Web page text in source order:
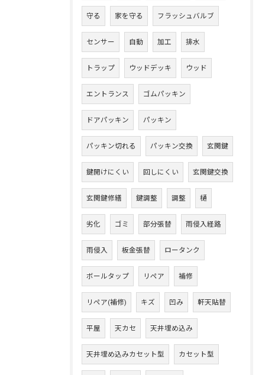
守る 家を守る フラッシュバルブ
センサー 自動 加工 排水
トラップ ウッドデッキ ウッド
エントランス ゴムパッキン
ドアパッキン パッキン
パッキン切れる パッキン交換 玄関鍵
鍵開けにくい 回しにくい 玄関鍵交換
玄関鍵修繕 鍵調整 調整 樋
劣化 ゴミ 部分張替 雨侵入経路
雨侵入 板金張替 ロータンク
ボールタップ リペア 補修
リペア(補修) キズ 凹み 軒天貼替
平屋 天カセ 天井埋め込み
天井埋め込みカセット型 カセット型